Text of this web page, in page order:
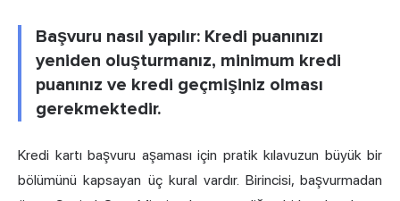
Başvuru nasıl yapılır: Kredi puanınızı
yeniden oluşturmanız, minimum kredi
puanınız ve kredi geçmişiniz olması
gerekmektedir.
Kredi kartı başvuru aşaması için pratik kılavuzun büyük bir
bölümünü kapsayan üç kural vardır. Birincisi, başvurmadan